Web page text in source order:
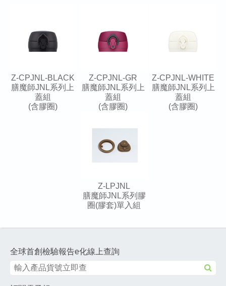
Z-CPJNL-BLACK
膳魔師JNL系列上
蓋組
(含膠圈)
Z-CPJNL-GR
膳魔師JNL系列上
蓋組
(含膠圈)
Z-CPJNL-WHITE
膳魔師JNL系列上
蓋組
(含膠圈)
Z-LPJNL
膳魔師JNL系列膠
圈(膠套)單入組
全球首創檢驗報告e化線上查詢